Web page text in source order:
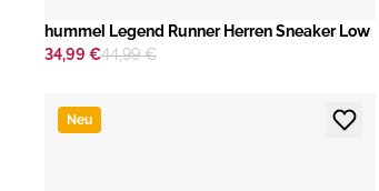
hummel Legend Runner Herren Sneaker Low
34,99 €44,99 €
Neu